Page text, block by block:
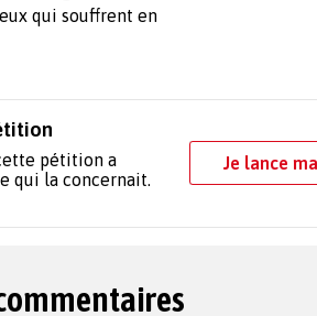
qui souffrent en
pétition a
qui la concernait.
Je lance